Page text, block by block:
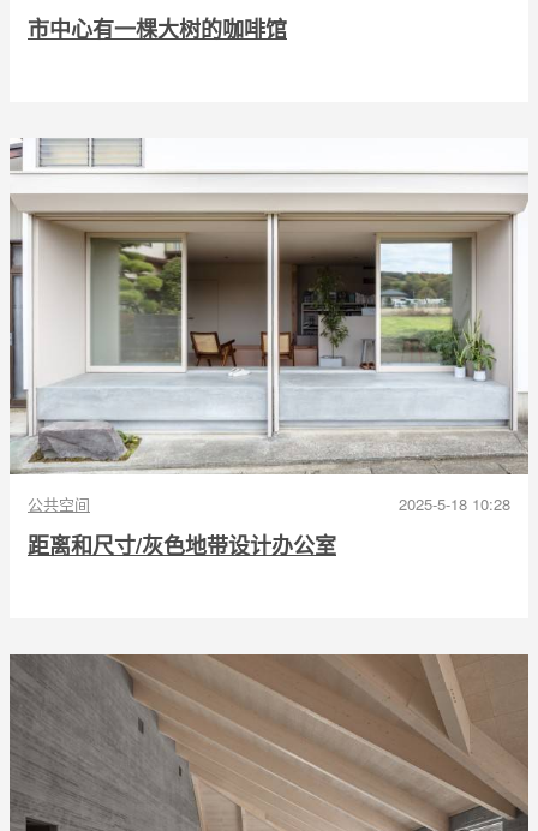
市中心有一棵大树的咖啡馆
公共空间 2025-5-18 10:28
距离和尺寸/灰色地带设计办公室